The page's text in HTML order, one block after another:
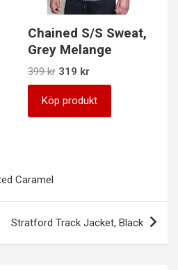
Chained S/S Sweat,
Grey Melange
399kr Det
ursprungliga
priset
var:
319 krDet
nuvarande
priset
är:
Köp produkt
Caramel
Stratford Track Jacket, Black